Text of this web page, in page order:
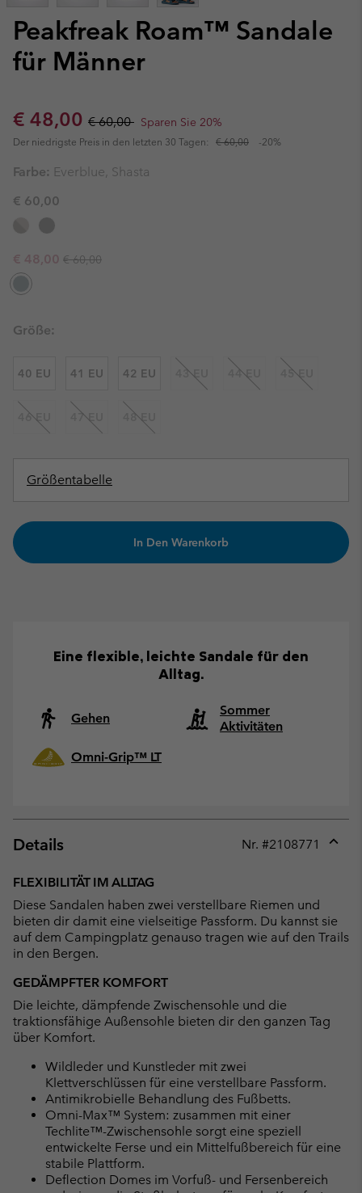
Peakfreak Roam™ Sandale
für Männer
Sale price:
€ 48,00 Regular price:
€ 60,00 Sparen Sie 20%
Der niedrigste Preis in den letzten 30 Tagen: € 60,00 -20%
Farbe: Everblue, Shasta
€ 60,00
Sale price:
€ 48,00 Regular price:
€ 60,00
Größe:
40 EU 41 EU 42 EU 43 EU 44 EU 45 EU
46 EU 47 EU 48 EU
Größentabelle
In Den Warenkorb
Eine flexible, leichte Sandale für den
Alltag.
Gehen
Sommer
Aktivitäten
Omni-Grip™ LT
Details Nr. #2108771
FLEXIBILITÄT IM ALLTAG
Diese Sandalen haben zwei verstellbare Riemen und
bieten dir damit eine vielseitige Passform. Du kannst sie
auf dem Campingplatz genauso tragen wie auf den Trails
in den Bergen.
GEDÄMPFTER KOMFORT
Die leichte, dämpfende Zwischensohle und die
traktionsfähige Außensohle bieten dir den ganzen Tag
über Komfort.
Wildleder und Kunstleder mit zwei
Klettverschlüssen für eine verstellbare Passform.
Antimikrobielle Behandlung des Fußbetts.
Omni-Max™ System: zusammen mit einer
Techlite™-Zwischensohle sorgt eine speziell
entwickelte Ferse und ein Mittelfußbereich für eine
stabile Plattform.
Deflection Domes im Vorfuß- und Fersenbereich